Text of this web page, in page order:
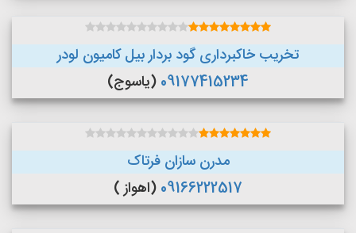
تخریب خاکبرداری گود بردار بیل کامیون لودر
09177415234 (یاسوج)
مدرن سازان فرتاک
09166222517 (اهواز )